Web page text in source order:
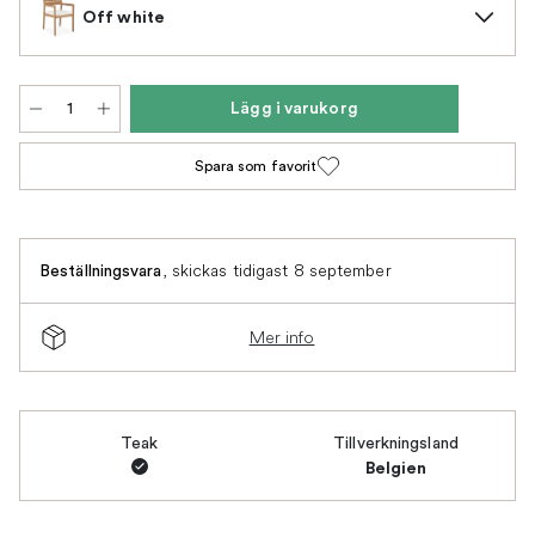
Off white
Lägg i varukorg
Spara som favorit
Beställningsvara, skickas tidigast 8 september
Mer info
Teak Tillverkningsland
Belgien